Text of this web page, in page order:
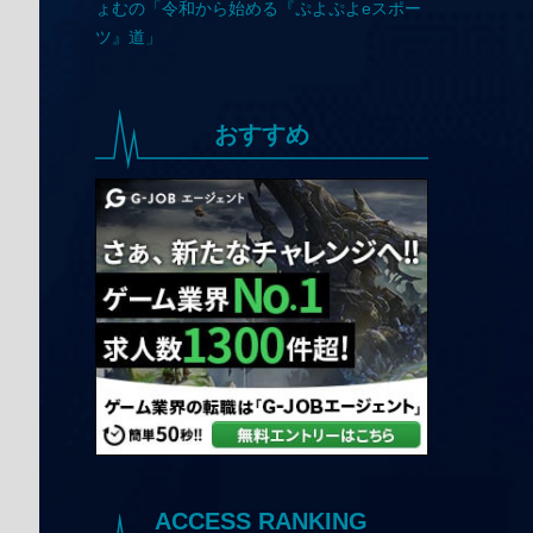
おすすめ
ACCESS RANKING